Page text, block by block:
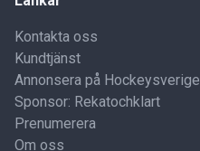
Kontakta oss
Kundtjänst
Annonsera på Hockeysverige
Sponsor: Rekatochklart
Prenumerera
Om oss